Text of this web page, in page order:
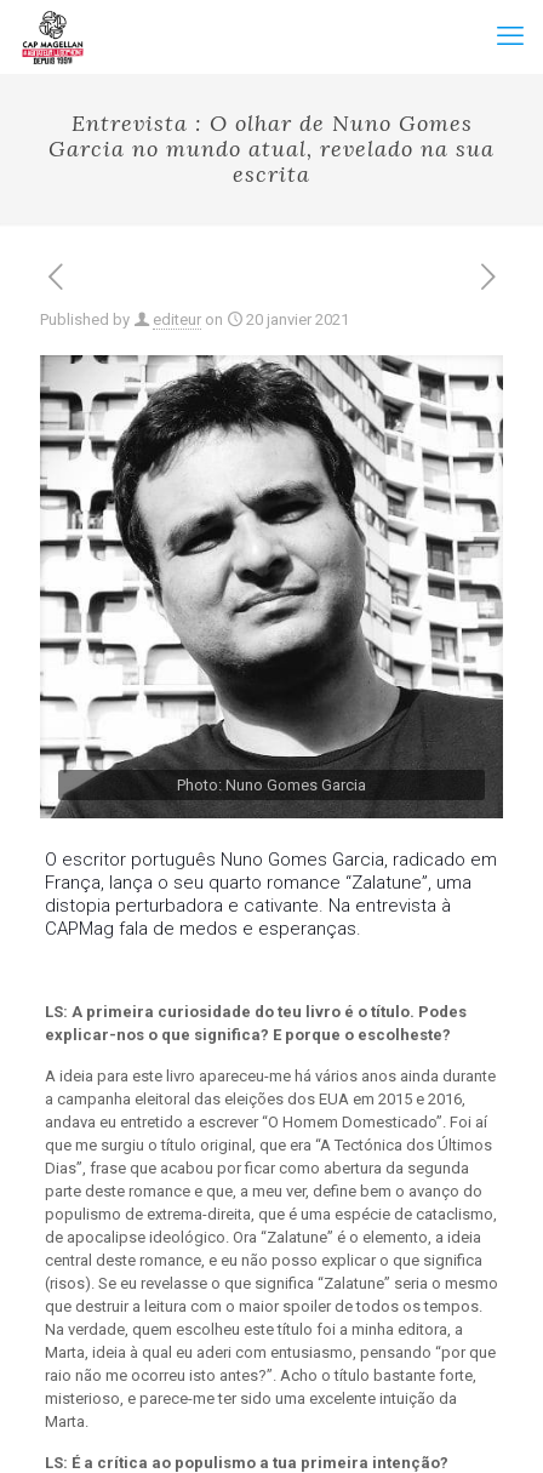
Entrevista : O olhar de Nuno Gomes
Garcia no mundo atual, revelado na sua
escrita
Published by editeur on 20 janvier 2021
Photo: Nuno Gomes Garcia
O escritor português Nuno Gomes Garcia, radicado em
França, lança o seu quarto romance “Zalatune”, uma
distopia perturbadora e cativante. Na entrevista à
CAPMag fala de medos e esperanças.
LS: A primeira curiosidade do teu livro é o título. Podes
explicar-nos o que significa? E porque o escolheste?
A ideia para este livro apareceu-me há vários anos ainda durante
a campanha eleitoral das eleições dos EUA em 2015 e 2016,
andava eu entretido a escrever “O Homem Domesticado”. Foi aí
que me surgiu o título original, que era “A Tectónica dos Últimos
Dias”, frase que acabou por ficar como abertura da segunda
parte deste romance e que, a meu ver, define bem o avanço do
populismo de extrema-direita, que é uma espécie de cataclismo,
de apocalipse ideológico. Ora “Zalatune” é o elemento, a ideia
central deste romance, e eu não posso explicar o que significa
(risos). Se eu revelasse o que significa “Zalatune” seria o mesmo
que destruir a leitura com o maior spoiler de todos os tempos.
Na verdade, quem escolheu este título foi a minha editora, a
Marta, ideia à qual eu aderi com entusiasmo, pensando “por que
raio não me ocorreu isto antes?”. Acho o título bastante forte,
misterioso, e parece-me ter sido uma excelente intuição da
Marta.
LS: É a crítica ao populismo a tua primeira intenção?